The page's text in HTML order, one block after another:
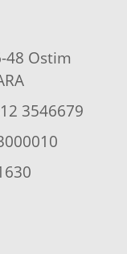
48 Ostim
3546679